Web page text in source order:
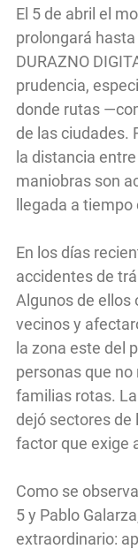
El 5 de abril el
prolongará
DURAZNO
prudencia,
donde rutas
de las ciudades.
la distancia
maniobras son
llegada a tiempo
En los días
accidentes de
Algunos de ellos
vecinos y
la zona este del
personas que
familias rotas.
dejó sectores de
factor que exige
Como se
5 y Pablo
extraordinario: